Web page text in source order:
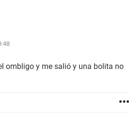
ombligo y me salió y una bolita no